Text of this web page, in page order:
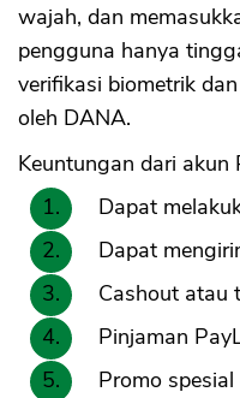
wajah, dan
pengguna hanya
verifikasi biometrik
oleh DANA.
Keuntungan dari akun
Dapat
Dapat
Cashout atau
Pinjaman
Promo